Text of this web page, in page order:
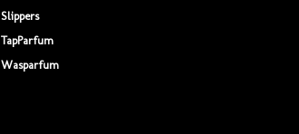
Slippers
TapParfum
Wasparfum